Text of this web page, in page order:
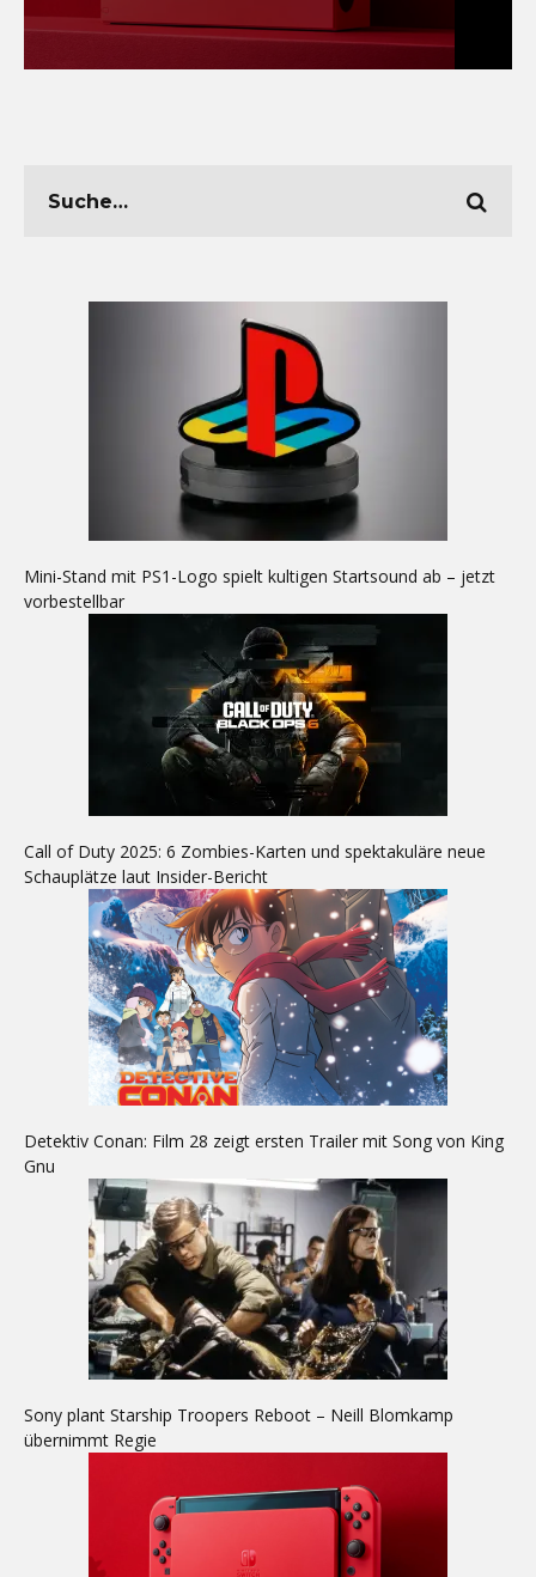
Mini-Stand mit PS1-Logo spielt kultigen Startsound ab – jetzt
vorbestellbar
Call of Duty 2025: 6 Zombies-Karten und spektakuläre neue
Schauplätze laut Insider-Bericht
Detektiv Conan: Film 28 zeigt ersten Trailer mit Song von King
Gnu
Sony plant Starship Troopers Reboot – Neill Blomkamp
übernimmt Regie